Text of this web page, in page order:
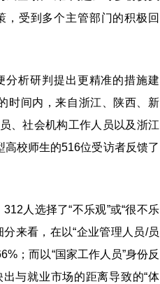
受到多个主管部门的积极回
分析研判提出更精准的措施建
时间内，来自浙江、陕西、新
、社会机构工作人员以及浙江
校师生的516位受访者反馈了
人选择了“不乐观”或“很不乐
来看，在以“企业管理人员/员
；而以“国家工作人员”身份反
与就业市场的距离导致的“体